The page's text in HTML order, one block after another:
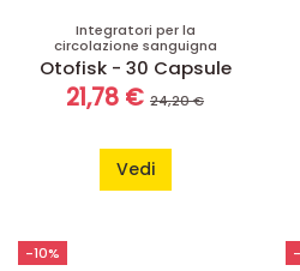
Integratori per la
circolazione sanguigna
Otofisk - 30 Capsule
21,78 € 24,20 €
Vedi
-10%